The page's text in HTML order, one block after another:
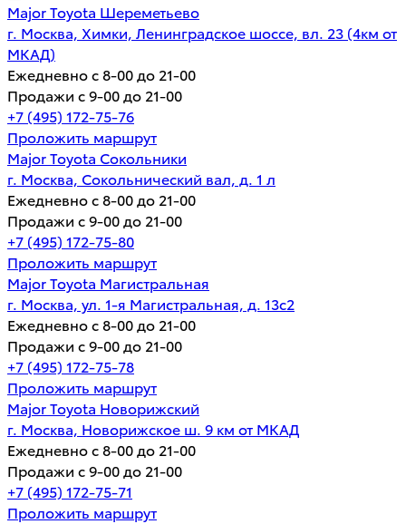
Major Toyota Шереметьево
г. Москва, Химки, Ленинградское шоссе, вл. 23 (4км от
МКАД)
Ежедневно с 8-00 до 21-00
Продажи с 9-00 до 21-00
+7 (495) 172-75-76
Проложить маршрут
Major Toyota Сокольники
г. Москва, Сокольнический вал, д. 1 л
Ежедневно с 8-00 до 21-00
Продажи с 9-00 до 21-00
+7 (495) 172-75-80
Проложить маршрут
Major Toyota Магистральная
г. Москва, ул. 1-я Магистральная, д. 13с2
Ежедневно с 8-00 до 21-00
Продажи с 9-00 до 21-00
+7 (495) 172-75-78
Проложить маршрут
Major Toyota Новорижский
г. Москва, Новорижское ш. 9 км от МКАД
Ежедневно с 8-00 до 21-00
Продажи с 9-00 до 21-00
+7 (495) 172-75-71
Проложить маршрут